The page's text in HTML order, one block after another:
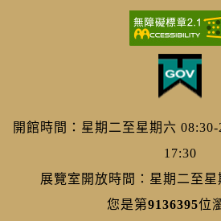
開館時間：星期二至星期六
17:30
展覽室開放時間：星期二至星
您是第9136395位